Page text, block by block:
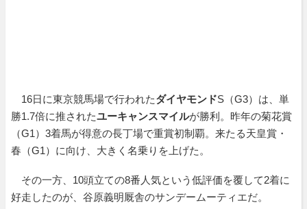
16日に東京競馬場で行われたダイヤモンドS（G3）は、単
勝1.7倍に推されたユーキャンスマイルが勝利。昨年の菊花賞
（G1）3着馬が得意の長丁場で重賞初制覇。来たる天皇賞・
春（G1）に向け、大きく名乗りを上げた。
その一方、10頭立ての8番人気という低評価を覆して2着に
好走したのが、谷原義明厩舎のサンデームーティエだ。